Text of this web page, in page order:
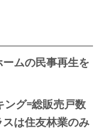
ムの民事再生を
グ=総販売戸数
は住友林業のみ